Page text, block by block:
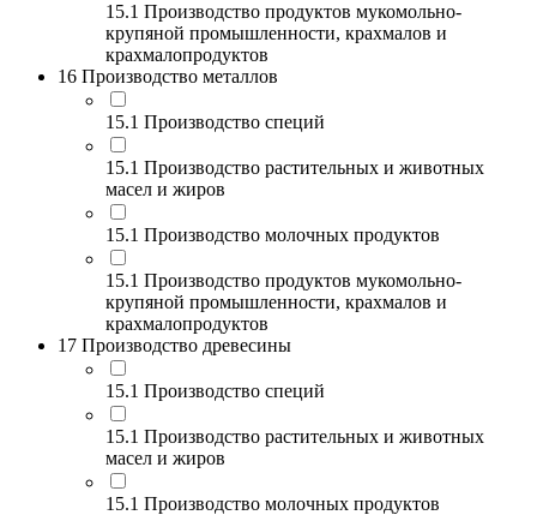
15.1 Производство продуктов мукомольно-
крупяной промышленности, крахмалов и
крахмалопродуктов
16 Производство металлов
15.1 Производство специй
15.1 Производство растительных и животных
масел и жиров
15.1 Производство молочных продуктов
15.1 Производство продуктов мукомольно-
крупяной промышленности, крахмалов и
крахмалопродуктов
17 Производство древесины
15.1 Производство специй
15.1 Производство растительных и животных
масел и жиров
15.1 Производство молочных продуктов